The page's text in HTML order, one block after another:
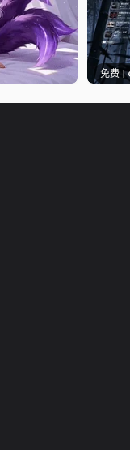
免费